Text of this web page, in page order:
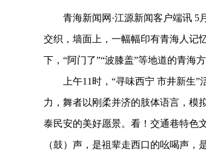
青海新闻网·江源新闻客户端讯 5
交织，墙面上，一幅幅印有青海人记
下，“阿门了”“波膝盖”等地道的青
上午11时，“寻味西宁 市井新生”
力，舞者以刚柔并济的肢体语言，模
泰民安的美好愿景。看！交通巷特色
（鼓）声，是祖辈走西口的吆喝声